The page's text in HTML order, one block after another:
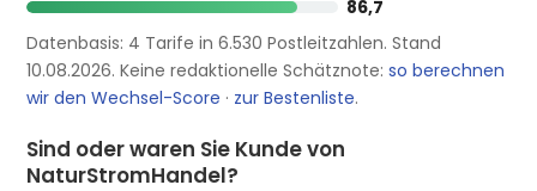
86,7
Datenbasis: 4 Tarife in 6.530 Postleitzahlen. Stand
10.08.2026. Keine redaktionelle Schätznote:so berechnen
wir den Wechsel-Score · zur Bestenliste.
Sind oder waren Sie Kunde von
NaturStromHandel?